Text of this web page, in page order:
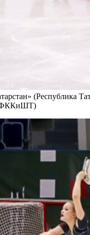
(Республика